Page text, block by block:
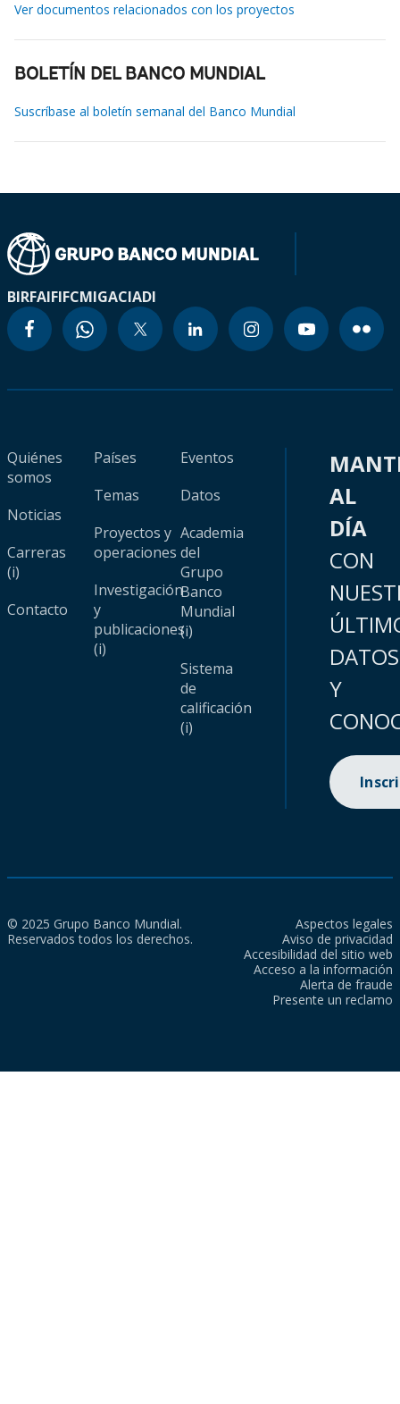
Ver documentos relacionados con los proyectos
BOLETÍN DEL BANCO MUNDIAL
Suscríbase al boletín semanal del Banco Mundial
BIRFAIFIFCMIGACIADI
Quiénes
somos
Noticias
Carreras
(i)
Contacto
Países
Temas
Proyectos y
operaciones
Investigación
y
publicaciones
(i)
Eventos
Datos
Academia
del
Grupo
Banco
Mundial
(i)
Sistema
de
calificación
(i)
AL
DÍA
CON
DATOS
Y
© 2025 Grupo Banco Mundial.
Reservados todos los derechos.
Aspectos legales
Aviso de privacidad
Accesibilidad del sitio web
Acceso a la información
Alerta de fraude
Presente un reclamo